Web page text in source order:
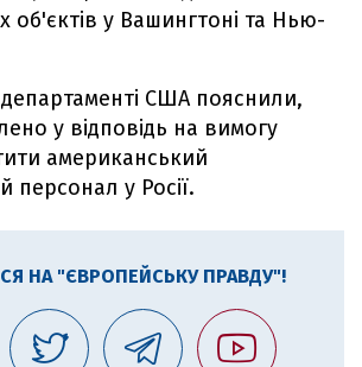
об'єктів у Вашингтоні та Нью-
США пояснили,
у відповідь на вимогу
американський
персонал у Росії.
НА "ЄВРОПЕЙСЬКУ ПРАВДУ"!